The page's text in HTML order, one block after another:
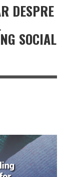
DESPRE
SOCIAL